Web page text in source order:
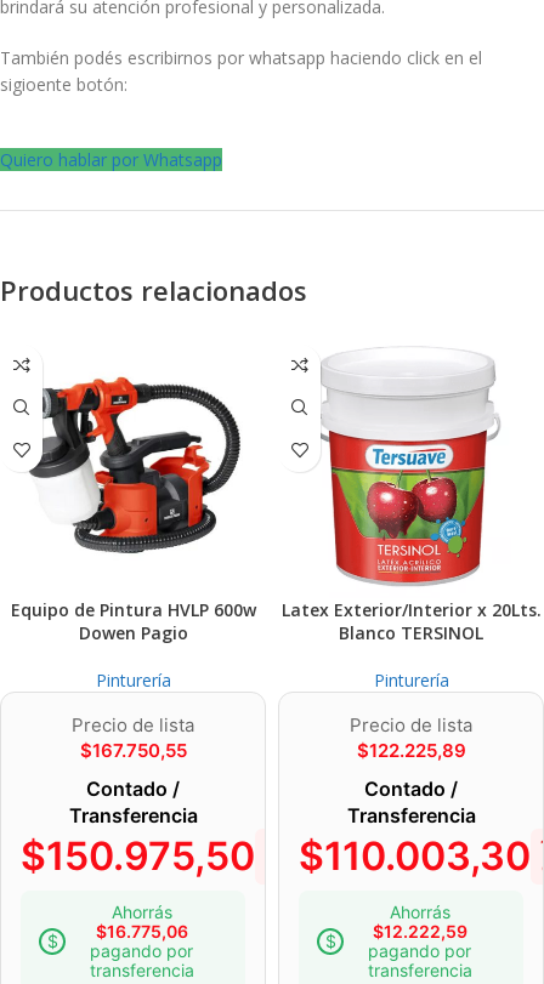
brindará su atención profesional y personalizada.
También podés escribirnos por whatsapp haciendo click en el
sigioente botón:
Quiero hablar por Whatsapp
Productos relacionados
Equipo de Pintura HVLP 600w
Dowen Pagio
Pinturería
Precio de lista
$167.750,55
Contado /
Transferencia
$150.975,50
Ahorrás
$16.775,06
pagando por
transferencia
Latex Exterior/Interior x 20Lts.
Blanco TERSINOL
Pinturería
Precio de lista
$122.225,89
Contado /
Transferencia
$110.003,30
Ahorrás
$12.222,59
pagando por
transferencia